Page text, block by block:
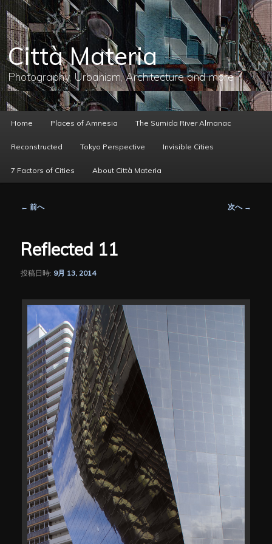
メ
イ
ン
コ
ン
テ
ン
へ
移
動
Città Materia
Photography, Urbanism, Architecture and more
ー
Home Places of Amnesia The Sumida River Almanac
Reconstructed Tokyo Perspective Invisible Cities
7 Factors of Cities About Città Materia
ビ
ゲ
シ
ン
← 前へ 次へ →
Reflected 11
投稿日時: 9月 13, 2014